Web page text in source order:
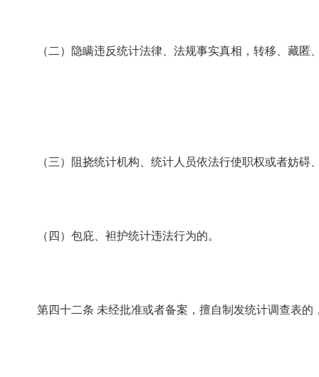
（二）隐瞒违反统计法律、法规事实真相，转移、藏匿
（三）阻挠统计机构、统计人员依法行使职权或者妨碍
（四）包庇、袒护统计违法行为的。
第四十二条 未经批准或者备案，擅自制发统计调查表